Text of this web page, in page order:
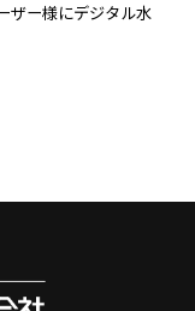
ザー様にデジタル水